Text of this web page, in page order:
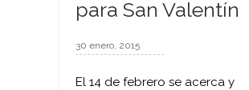
para San Valentín
30 enero, 2015
El 14 de febrero se acerca y